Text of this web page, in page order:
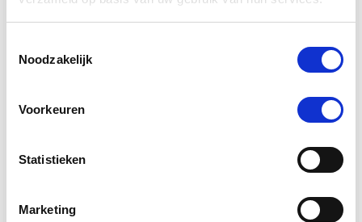
Noodzakelijk
Voorkeuren
Statistieken
Marketing
vachtverzorging, elk product is samengesteld met
zorgvuldig geselecteerde ingrediënten om
Hoe zorgt De Paardendrogist voor de
producten?
producten zijn gegarandeerd door strenge